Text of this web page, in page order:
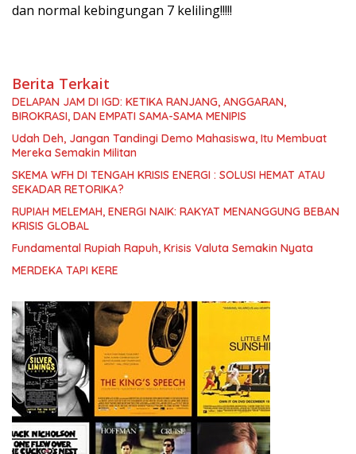
dan normal kebingungan 7 keliling!!!!!
Berita Terkait
DELAPAN JAM DI IGD: KETIKA RANJANG, ANGGARAN,
BIROKRASI, DAN EMPATI SAMA-SAMA MENIPIS
Udah Deh, Jangan Tandingi Demo Mahasiswa, Itu Membuat
Mereka Semakin Militan
SKEMA WFH DI TENGAH KRISIS ENERGI : SOLUSI HEMAT ATAU
SEKADAR RETORIKA?
RUPIAH MELEMAH, ENERGI NAIK: RAKYAT MENANGGUNG BEBAN
KRISIS GLOBAL
Fundamental Rupiah Rapuh, Krisis Valuta Semakin Nyata
MERDEKA TAPI KERE